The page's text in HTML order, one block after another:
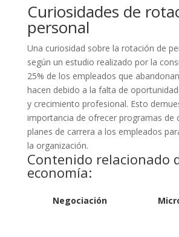
Curiosidades de
personal
Una curiosidad sobre la rotación de
según un estudio realizado por la
25% de los empleados que
hacen debido a la falta de
y crecimiento profesional. Esto
importancia de ofrecer programas de
planes de carrera a los empleados
la organización.
Contenido relacionado
economía:
Negociación